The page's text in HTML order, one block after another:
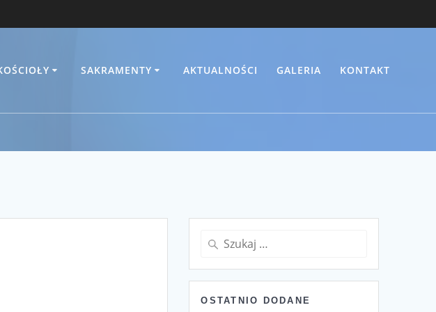
SAKRAMENTY AKTUALNOŚCI GALERIA KONTAKT
Szukaj:
OSTATNIO DODANE